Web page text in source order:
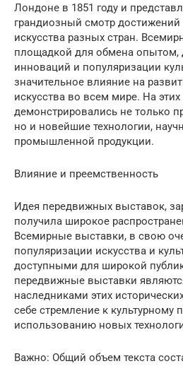
Лондоне в 1851 году и
грандиозный смотр
искусства разных стран.
площадкой для обмена опытом,
инноваций и популяризации
значительное влияние на
искусства во всем мире. На
демонстрировались не только
но и новейшие технологии,
промышленной продукции.
Влияние и преемственность
Идея передвижных выставок,
получила широкое
Всемирные выставки, в свою
популяризации искусства и
доступными для широкой
передвижные выставки
наследниками этих
себе стремление к культурному
использованию новых
Важно: Общий объем текста